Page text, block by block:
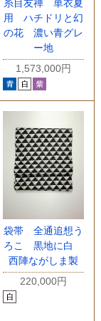
糸目友禅 単衣夏
用 ハチドリと幻
の花 濃い青グレ
ー地
1,573,000円
袋帯 全通追想う
ろこ 黒地に白
西陣ながしま製
220,000円